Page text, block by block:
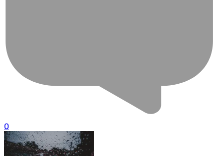
0